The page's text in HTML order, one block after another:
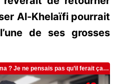
Al-Khelaïfi pourrait
de ses grosses